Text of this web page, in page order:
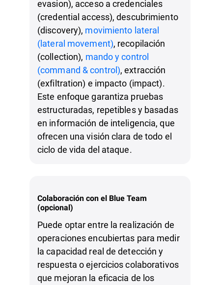
evasion), acceso a credenciales
(credential access), descubrimiento
(discovery), movimiento lateral
(lateral movement), recopilación
(collection), mando y control
(command & control), extracción
(exfiltration) e impacto (impact).
Este enfoque garantiza pruebas
estructuradas, repetibles y basadas
en información de inteligencia, que
ofrecen una visión clara de todo el
ciclo de vida del ataque.
Colaboración con el Blue Team
(opcional)
Puede optar entre la realización de
operaciones encubiertas para medir
la capacidad real de detección y
respuesta o ejercicios colaborativos
que mejoran la eficacia de los